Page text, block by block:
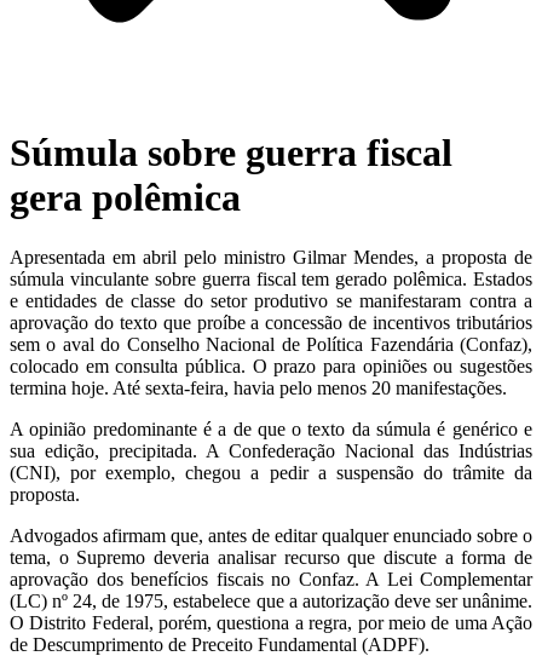
Súmula sobre guerra fiscal
gera polêmica
Apresentada em abril pelo ministro Gilmar Mendes, a proposta de
súmula vinculante sobre guerra fiscal tem gerado polêmica. Estados
e entidades de classe do setor produtivo se manifestaram contra a
aprovação do texto que proíbe a concessão de incentivos tributários
sem o aval do Conselho Nacional de Política Fazendária (Confaz),
colocado em consulta pública. O prazo para opiniões ou sugestões
termina hoje. Até sexta-feira, havia pelo menos 20 manifestações.
A opinião predominante é a de que o texto da súmula é genérico e
sua edição, precipitada. A Confederação Nacional das Indústrias
(CNI), por exemplo, chegou a pedir a suspensão do trâmite da
proposta.
Advogados afirmam que, antes de editar qualquer enunciado sobre o
tema, o Supremo deveria analisar recurso que discute a forma de
aprovação dos benefícios fiscais no Confaz. A Lei Complementar
(LC) nº 24, de 1975, estabelece que a autorização deve ser unânime.
O Distrito Federal, porém, questiona a regra, por meio de uma Ação
de Descumprimento de Preceito Fundamental (ADPF).